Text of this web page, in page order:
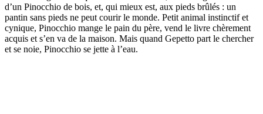
d’un Pinocchio de bois, et, qui mieux est, aux pieds brûlés : un
pantin sans pieds ne peut courir le monde. Petit animal instinctif et
cynique, Pinocchio mange le pain du père, vend le livre chèrement
acquis et s’en va de la maison. Mais quand Gepetto part le chercher
et se noie, Pinocchio se jette à l’eau.